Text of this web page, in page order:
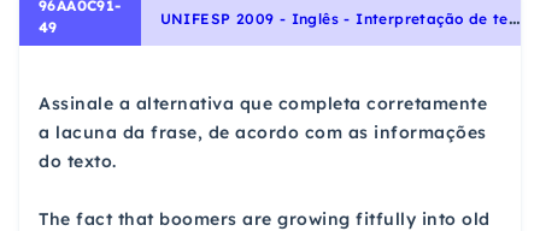
96AA0C91-
49
U
NIFESP 2009 - Inglês - Interpretação de texto | Reading comprehension
Assinale a alternativa que completa corretamente
a lacuna da frase, de acordo com as informações
do texto.
The fact that boomers are growing fitfully into old